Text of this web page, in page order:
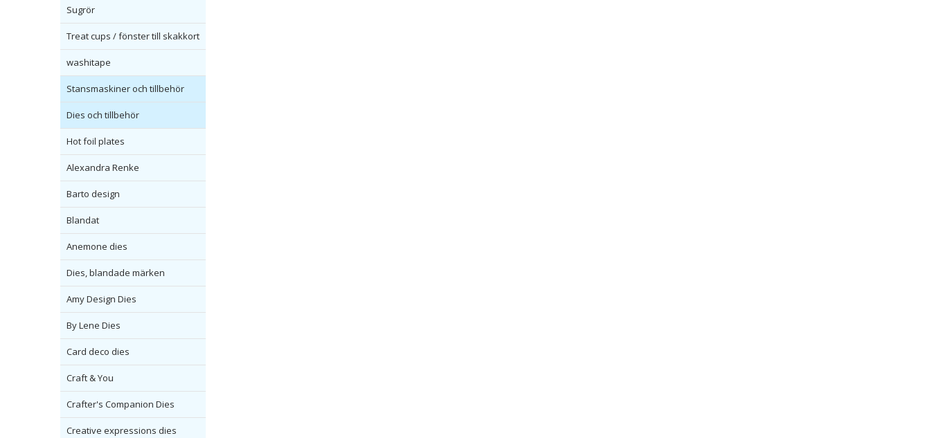
Sugrör
Treat cups / fönster till skakkort
washitape
Stansmaskiner och tillbehör
Dies och tillbehör
Hot foil plates
Alexandra Renke
Barto design
Blandat
Anemone dies
Dies, blandade märken
Amy Design Dies
By Lene Dies
Card deco dies
Craft & You
Crafter's Companion Dies
Creative expressions dies